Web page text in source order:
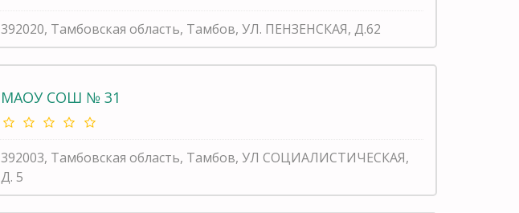
392020, Тамбовская область, Тамбов, УЛ. ПЕНЗЕНСКАЯ, Д.62
МАОУ СОШ № 31
392003, Тамбовская область, Тамбов, УЛ СОЦИАЛИСТИЧЕСКАЯ,
Д. 5